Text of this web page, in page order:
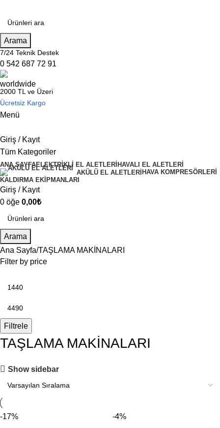
Arama
7/24 Teknik Destek
0 542 687 72 91
2000 TL ve Üzeri
Ücretsiz Kargo
Menü
Giriş / Kayıt
Tüm Kategoriler
ANA SAYFAELEKTRİKLİ EL ALETLERİ HAVALI EL ALETLERİ
AKÜLÜ EL ALETLERİ HAVA KOMPRESÖRLERİ
KALDIRMA EKİPMANLARI
Giriş / Kayıt
0 öğe 0,00₺
Arama
Ana Sayfa TAŞLAMA MAKİNALARI
Filter by price
Filtrele
TAŞLAMA MAKİNALARI
Show sidebar
-17% -4%